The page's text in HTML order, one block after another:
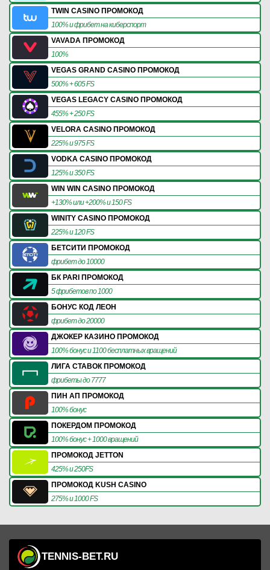
TWIN CASINO ПРОМОКОД
100% и фрибет на киберспорт
VAVADA ПРОМОКОД
100%
VEGAS GRAND CASINO ПРОМОКОД
500% + 605 FS
VEGAS LEGACY CASINO ПРОМОКОД
455% + 250 FS
VELORA CASINO ПРОМОКОД
225% и 975 FS
VODKA CASINO ПРОМОКОД
125% и 350 FS
WIN WIN CASINO ПРОМОКОД
+130% или +200% и 150 FS
WINITY CASINO ПРОМОКОД
225% и 120 FS
БЕТСИТИ ПРОМОКОД
фрибет до 10000
БК PARI ПРОМОКОД
5 фрибетов по 1000
БОНУС КОД ЛЕОН
фрибет до 20000
ДЖОКЕР КАЗИНО ПРОМОКОД
100% бонус и 1100 бесплатных вращений
ЛИГА СТАВОК ПРОМОКОД
фрибеты до 7777
ПИН АП ПРОМОКОД
100% бонус
ПОКЕРДОМ ПРОМОКОД
100% бонус + 1000 вращений
ПРОМОКОД JETTON
425% и 250FS
ПРОМОКОД KUSH CASINO
275% и 1000 FS
TENNIS-BET.RU